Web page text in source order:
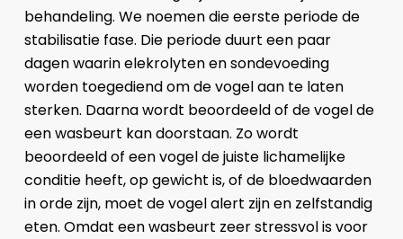
behandeling. We noemen die eerste periode de
stabilisatie fase. Die periode duurt een paar
dagen waarin elekrolyten en sondevoeding
worden toegediend om de vogel aan te laten
sterken. Daarna wordt beoordeeld of de vogel de
een wasbeurt kan doorstaan. Zo wordt
beoordeeld of een vogel de juiste lichamelijke
conditie heeft, op gewicht is, of de bloedwaarden
in orde zijn, moet de vogel alert zijn en zelfstandig
eten. Omdat een wasbeurt zeer stressvol is voor